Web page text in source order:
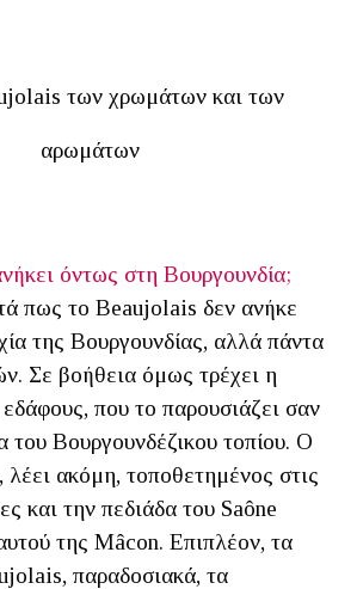
των χρωμάτων και των
αρωμάτων
όντως στη Βουργουνδία;
πως το Beaujolais δεν ανήκε
της Βουργουνδίας, αλλά πάντα
Σε βοήθεια όμως τρέχει η
που το παρουσιάζει σαν
του Βουργουνδέζικου τοπίου. Ο
ακόμη, τοποθετημένος στις
και την πεδιάδα του Saône
της Mâcon. Επιπλέον, τα
παραδοσιακά, τα